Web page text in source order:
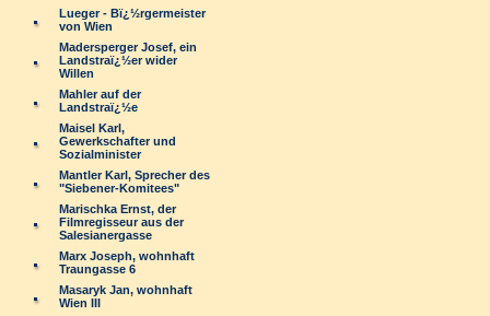
Lueger - Bï¿½rgermeister
von Wien
Madersperger Josef, ein
Landstraï¿½er wider
Willen
Mahler auf der
Landstraï¿½e
Maisel Karl,
Gewerkschafter und
Sozialminister
Mantler Karl, Sprecher des
"Siebener-Komitees"
Marischka Ernst, der
Filmregisseur aus der
Salesianergasse
Marx Joseph, wohnhaft
Traungasse 6
Masaryk Jan, wohnhaft
Wien III